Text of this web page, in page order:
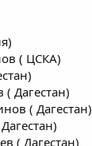
( ЦСКА)
Дагестан)
( Дагестан)
( Дагестан)